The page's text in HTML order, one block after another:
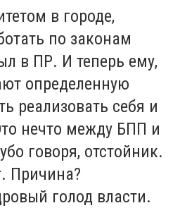
в городе,
по законам
в ПР. И теперь ему,
определенную
реализовать себя и
нечто между БПП и
говоря, отстойник.
Причина?
голод власти.